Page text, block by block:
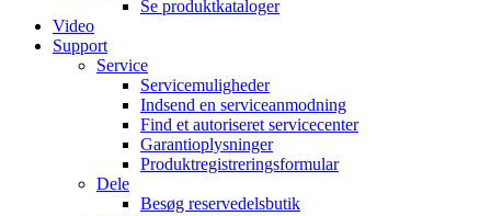
Se produktkataloger
Video
Support
Service
Servicemuligheder
Indsend en serviceanmodning
Find et autoriseret servicecenter
Garantioplysninger
Produktregistreringsformular
Dele
Besøg reservedelsbutik